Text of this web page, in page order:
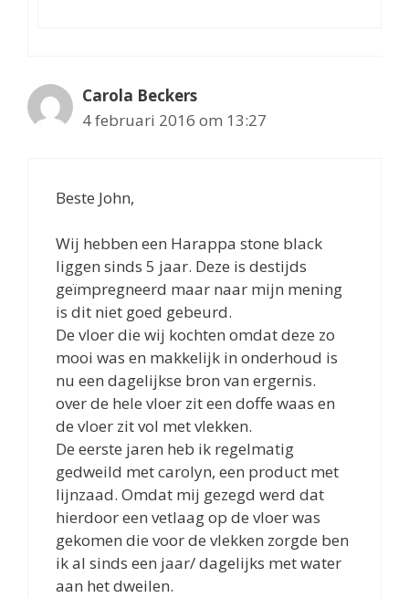
Carola Beckers
4 februari 2016 om 13:27
Beste John,
Wij hebben een Harappa stone black
liggen sinds 5 jaar. Deze is destijds
geïmpregneerd maar naar mijn mening
is dit niet goed gebeurd.
De vloer die wij kochten omdat deze zo
mooi was en makkelijk in onderhoud is
nu een dagelijkse bron van ergernis.
over de hele vloer zit een doffe waas en
de vloer zit vol met vlekken.
De eerste jaren heb ik regelmatig
gedweild met carolyn, een product met
lijnzaad. Omdat mij gezegd werd dat
hierdoor een vetlaag op de vloer was
gekomen die voor de vlekken zorgde ben
ik al sinds een jaar/ dagelijks met water
aan het dweilen.